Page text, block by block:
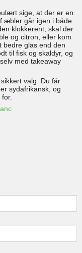
sige, at der er en
æbler går igen i både
klokkerent, skal der
og citron, eller kom
bedre glas end den
til fisk og skaldyr, og
med takeaway
valg. Du får
sydafrikansk, og